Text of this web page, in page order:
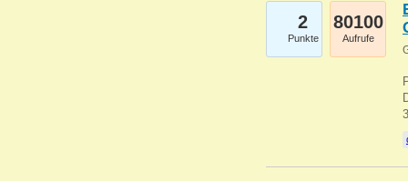
2
Punkte
80100
Aufrufe